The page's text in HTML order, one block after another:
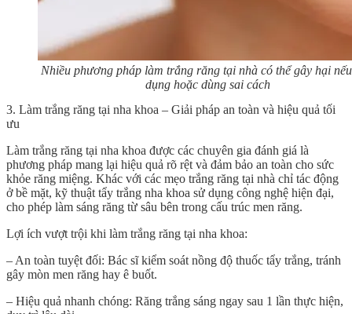
Nhiều phương pháp làm trắng răng tại nhà có thể gây hại
dụng hoặc dùng sai cách
3. Làm trắng răng tại nha khoa – Giải pháp an toàn và hiệu quả tối
ưu
Làm trắng răng tại nha khoa được các chuyên gia đánh giá là
phương pháp mang lại hiệu quả rõ rệt và đảm bảo an toàn cho sức
khỏe răng miệng. Khác với các mẹo trắng răng tại nhà chỉ tác động
ở bề mặt, kỹ thuật tẩy trắng nha khoa sử dụng công nghệ hiện đại,
cho phép làm sáng răng từ sâu bên trong cấu trúc men răng.
Lợi ích vượt trội khi làm trắng răng tại nha khoa:
– An toàn tuyệt đối: Bác sĩ kiểm soát nồng độ thuốc tẩy trắng, tránh
gây mòn men răng hay ê buốt.
– Hiệu quả nhanh chóng: Răng trắng sáng ngay sau 1 lần thực hiện,